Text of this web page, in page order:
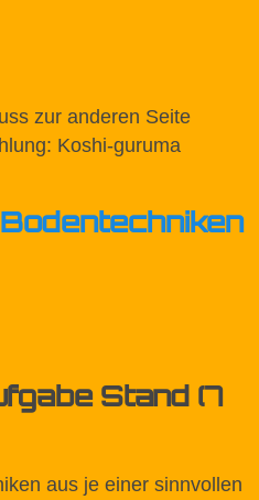
zur anderen Seite
Koshi-guruma
Bodentechniken
Stand (7
aus je einer sinnvollen